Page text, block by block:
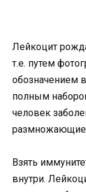
Лейкоцит
т.е. путем
обозначением
полным
человек
Взять
внутри.